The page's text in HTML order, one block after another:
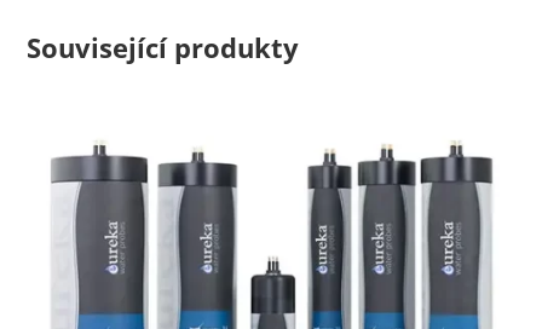
Související produkty